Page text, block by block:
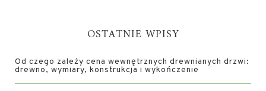
OSTATNIE WPISY
Od czego zależy cena wewnętrznych drewnianych drzwi:
drewno, wymiary, konstrukcja i wykończenie